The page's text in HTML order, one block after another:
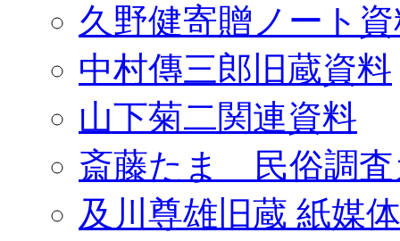
久野健寄贈ノート
中村傳三郎旧蔵資料
山下菊二関連資料
斎藤たま 民俗調査
及川尊雄旧蔵 紙媒